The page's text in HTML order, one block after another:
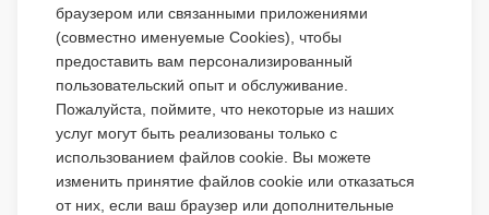
браузером или связанными приложениями
(совместно именуемые Cookies), чтобы
предоставить вам персонализированный
пользовательский опыт и обслуживание.
Пожалуйста, поймите, что некоторые из наших
услуг могут быть реализованы только с
использованием файлов cookie. Вы можете
изменить принятие файлов cookie или отказаться
от них, если ваш браузер или дополнительные